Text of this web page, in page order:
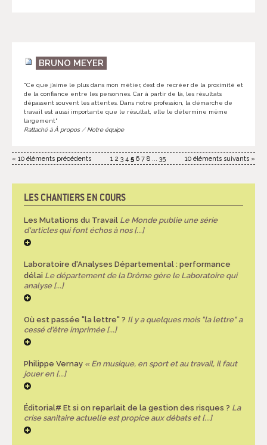
BRUNO MEYER
"Ce que j’aime le plus dans mon métier, c’est de recréer de la proximité et
de la confiance entre les personnes. Car à partir de là, les résultats
dépassent souvent les attentes. Dans notre profession, la démarche de
travail est aussi importante que le résultat, elle le détermine même
largement"
Rattaché à À propos / Notre équipe
« 10 éléments précédents 10 éléments suivants »
1 2 3 4 5 6 7 8 ... 35
LES CHANTIERS EN COURS
Les Mutations du Travail Le Monde publie une série
d'articles qui font échos à nos [...]
Laboratoire d'Analyses Départemental : performance
délai Le département de la Drôme gère le Laboratoire qui
analyse [...]
Où est passée "la lettre" ? Il y a quelques mois "la lettre" a
cessé d'être imprimée [...]
Philippe Vernay « En musique, en sport et au travail, il faut
jouer en [...]
Éditorial# Et si on reparlait de la gestion des risques ? La
crise sanitaire actuelle est propice aux débats et [...]